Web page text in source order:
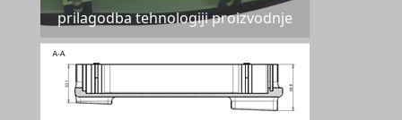
prilagodba tehnologiji proizvodnje